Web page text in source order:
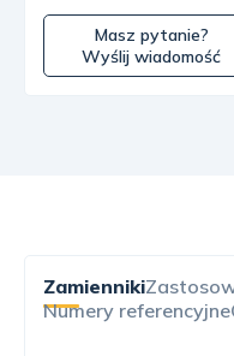
Masz pytanie?
Wyślij wiadomość
Zamienniki
Numery referencyjne